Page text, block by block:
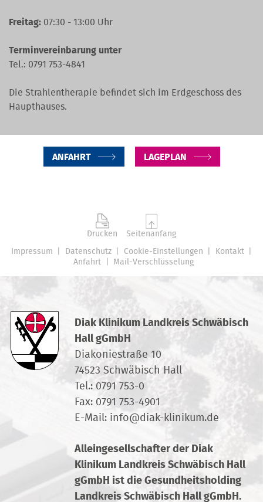
Freitag: 07:30 - 13:00 Uhr
Terminvereinbarung unter
Tel.: 0791 753-4841
Die Strahlentherapie befindet sich im Erdgeschoss des
Haupthauses.
ANFAHRT LAGEPLAN
Impressum Datenschutz Cookie-Einstellungen
Kontakt
Anfahrt
Mail-Verschlüsselung
Drucken Seitenanfang
Diak Klinikum Landkreis Schwäbisch
Hall gGmbH
Diakoniestraße 10
74523 Schwäbisch Hall
Tel.: 0791 753-0
Fax: 0791 753-4901
E-Mail: info@diak-klinikum.de
Alleingesellschafter der Diak
Klinikum Landkreis Schwäbisch Hall
gGmbH ist die Gesundheitsholding
Landkreis Schwäbisch Hall gGmbH.